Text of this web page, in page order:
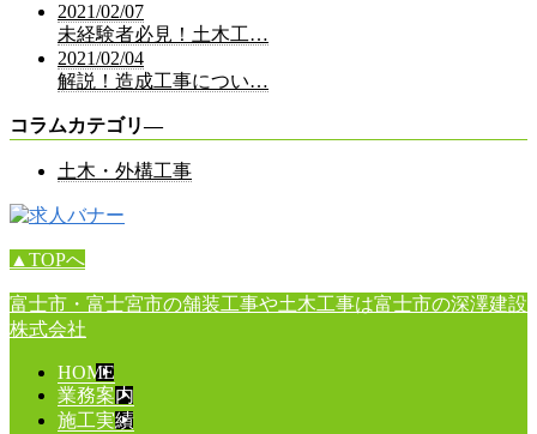
2021/02/07
未経験者必見！土木工…
2021/02/04
解説！造成工事につい…
コラムカテゴリ―
土木・外構工事
▲TOPへ
富士市・富士宮市の舗装工事や土木工事は富士市の深澤建設
株式会社
HOME
業務案内
施工実績